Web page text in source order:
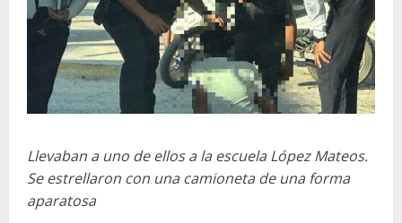
Llevaban a uno de ellos a la escuela López Mateos.
Se estrellaron con una camioneta de una forma
aparatosa